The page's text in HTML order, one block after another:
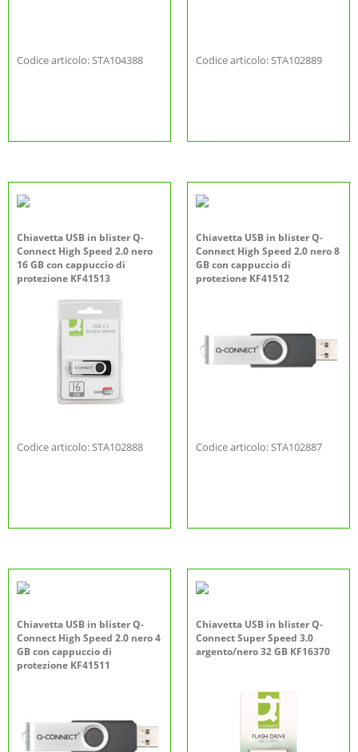
Codice articolo: STA104388 Codice articolo: STA102889
Chiavetta USB in blister Q-
Connect High Speed 2.0 nero
16 GB con cappuccio di
protezione KF41513
Codice articolo: STA102888
Chiavetta USB in blister Q-
Connect High Speed 2.0 nero 8
GB con cappuccio di
protezione KF41512
Codice articolo: STA102887
Chiavetta USB in blister Q-
Connect High Speed 2.0 nero 4
GB con cappuccio di
protezione KF41511
Chiavetta USB in blister Q-
Connect Super Speed 3.0
argento/nero 32 GB KF16370